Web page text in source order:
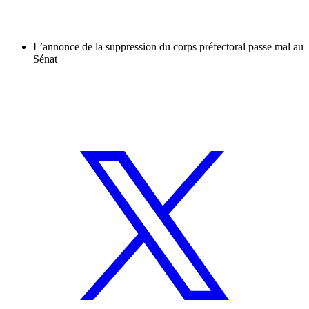
L’annonce de la suppression du corps préfectoral passe mal au
Sénat